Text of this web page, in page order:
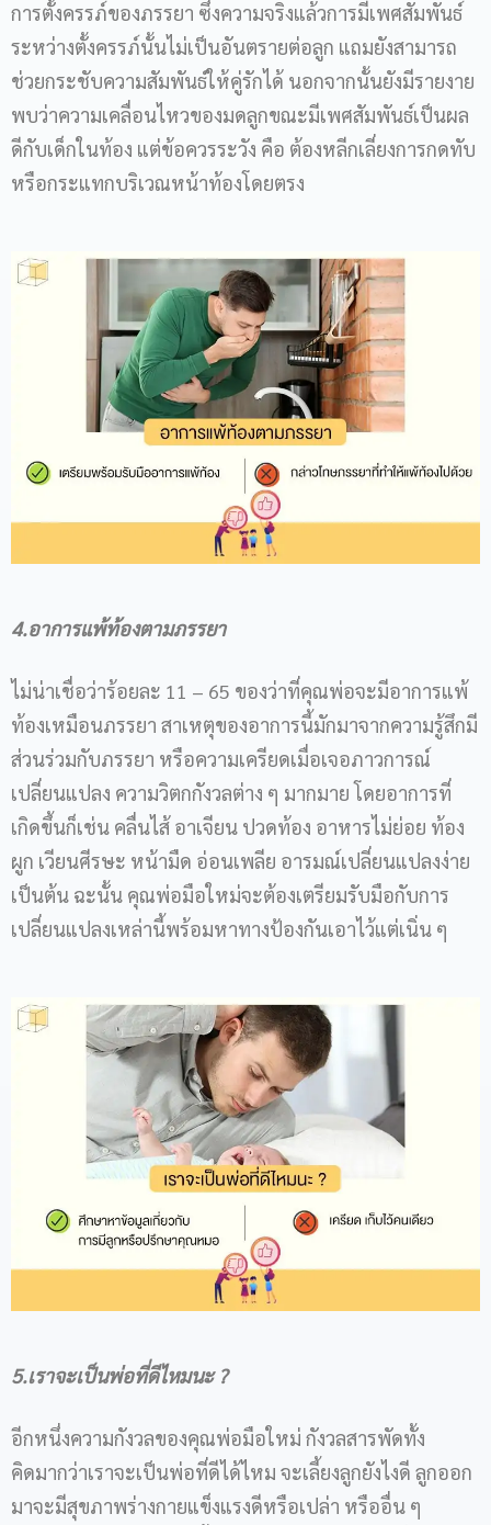
การตั้งครรภ์ของภรรยา ซึ่งความจริงแล้วการมีเพศสัมพันธ์
ระหว่างตั้งครรภ์นั้นไม่เป็นอันตรายต่อลูก แถมยังสามารถ
ช่วยกระชับความสัมพันธ์ให้คู่รักได้ นอกจากนั้นยังมีรายงาย
พบว่าความเคลื่อนไหวของมดลูกขณะมีเพศสัมพันธ์เป็นผล
ดีกับเด็กในท้อง แต่ข้อควรระวัง คือ ต้องหลีกเลี่ยงการกดทับ
หรือกระแทกบริเวณหน้าท้องโดยตรง
4.อาการแพ้ท้องตามภรรยา
ไม่น่าเชื่อว่าร้อยละ 11 – 65 ของว่าที่คุณพ่อจะมีอาการแพ้
ท้องเหมือนภรรยา สาเหตุของอาการนี้มักมาจากความรู้สึกมี
ส่วนร่วมกับภรรยา หรือความเครียดเมื่อเจอภาวการณ์
เปลี่ยนแปลง ความวิตกกังวลต่าง ๆ มากมาย โดยอาการที่
เกิดขึ้นก็เช่น คลื่นไส้ อาเจียน ปวดท้อง อาหารไม่ย่อย ท้อง
ผูก เวียนศีรษะ หน้ามืด อ่อนเพลีย อารมณ์เปลี่ยนแปลงง่าย
เป็นต้น ฉะนั้น คุณพ่อมือใหม่จะต้องเตรียมรับมือกับการ
เปลี่ยนแปลงเหล่านี้พร้อมหาทางป้องกันเอาไว้แต่เนิ่น ๆ
5.เราจะเป็นพ่อที่ดีไหมนะ ?
อีกหนึ่งความกังวลของคุณพ่อมือใหม่ กังวลสารพัดทั้ง
คิดมากว่าเราจะเป็นพ่อที่ดีได้ไหม จะเลี้ยงลูกยังไงดี ลูกออก
มาจะมีสุขภาพร่างกายแข็งแรงดีหรือเปล่า หรืออื่น ๆ